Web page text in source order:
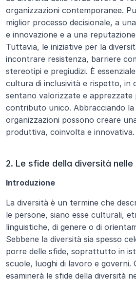
organizzazioni contemporanee.
miglior processo decisionale, a
e innovazione e a una
Tuttavia, le iniziative per la
incontrare resistenza, barriere
stereotipi e pregiudizi. È
cultura di inclusività e rispetto, in
sentano valorizzate e apprezzate
contributo unico. Abbracciando la
organizzazioni possono creare
produttiva, coinvolta e innovativa.
2. Le sfide della diversità
Introduzione
La diversità è un termine che
le persone, siano esse culturali,
linguistiche, di genere o di
Sebbene la diversità sia spesso
porre delle sfide, soprattutto in
scuole, luoghi di lavoro e governi.
esaminerà le sfide della diversità